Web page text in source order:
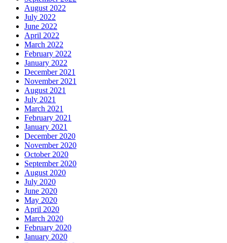
August 2022
July 2022
June 2022
April 2022
March 2022
February 2022
January 2022
December 2021
November 2021
August 2021
July 2021
March 2021
February 2021
January 2021
December 2020
November 2020
October 2020
September 2020
August 2020
July 2020
June 2020
May 2020
April 2020
March 2020
February 2020
January 2020